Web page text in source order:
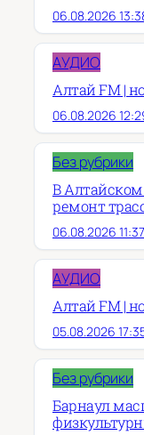
06.08.2026
АУДИО
Алтай FM |
06.08.2026
Без рубрики
В
ремонт
06.08.2026 11:37
АУДИО
Алтай FM |
05.08.2026
Без рубрики
Барнаул